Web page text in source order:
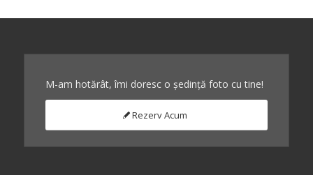
M-am hotărât, îmi doresc o ședință foto cu tine!
Rezerv Acum